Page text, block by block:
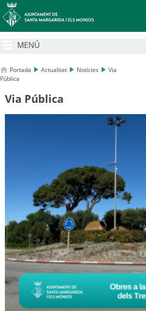
MENÚ
Portada Actualitat Notícies
Via
Pública
Via Pública